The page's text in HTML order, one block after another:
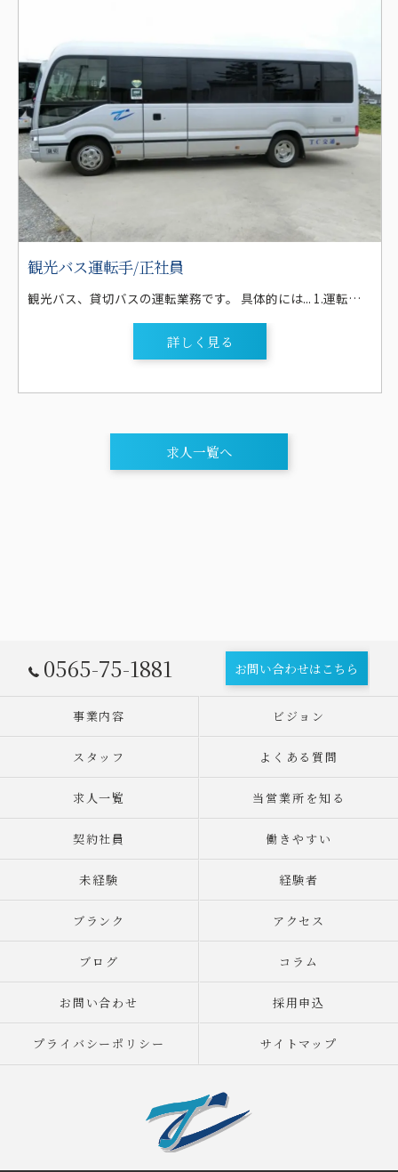
観光バス運転手/正社員
観光バス、貸切バスの運転業務です。 具体的には... 1.運転する観光バスは、大型バス(60人乗り・55人乗り)、または中型バス(27人乗り)がメインです。 2.日帰りが多いですが、行楽シーズンなどは、三河や東海地区はもちろん、関東や関西などに向かう1～2泊のコースが数回あります。 なお、宿泊を伴う場合は、1,000円/泊(マイクロ)・2,000円/泊(大バス)を支給します。 3.外国人向けの観光(インバウンド)は扱っていません。 4.観光バスの運行業務が少ない時期は、部活動の遠征や送迎、遠足や結婚式の送迎等の貸切バスの運行、地元大手企業の通勤バスや高校、 自動車学校の送迎バスの運行業務等があります。 5.正社員登用後は、運行管理者講習も受講して頂き、点呼業務など安全管理業務もして頂きます。 ＴC交通の運転手のお仕事は、企業送迎や学生のスクールバスなどの送迎が全体の仕事の7割以上を占めていますが、もちろん観光、貸切、企業イベント、学校行事、遠足、部活動送迎、冠婚葬祭等々様々な運転の仕事があります。 観光を担当するにはやはりスキルが必要となりますが、焦らずに徐々にステップアップしていけば大丈夫です！ シーズンによって観光が少ない時期でも、定期便の運行の仕事も多数ありますので稼ぎたい方は、しっかりと仕事があります。
詳しく見る
求人一覧へ
0565-75-1881 お問い合わせはこちら
事業内容 ビジョン
スタッフ よくある質問
求人一覧 当営業所を知る
契約社員 働きやすい
未経験 経験者
ブランク アクセス
ブログ コラム
お問い合わせ 採用申込
プライバシーポリシー サイトマップ